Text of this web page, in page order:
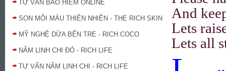
TƯ VẤN BẢO HIỂM ONLINE
SON MÔI MÀU THIÊN NHIÊN - THE RICH SKIN
MỸ NGHỆ DỪA BẾN TRE - RICH COCO
NẤM LINH CHI ĐỎ - RICH LIFE
TƯ VẤN NẤM LINH CHI - RICH LIFE
And
Lets
Lets all